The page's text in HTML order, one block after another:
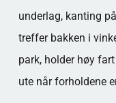
underlag, kanting
treffer bakken i
park, holder høy
ute når forholdene